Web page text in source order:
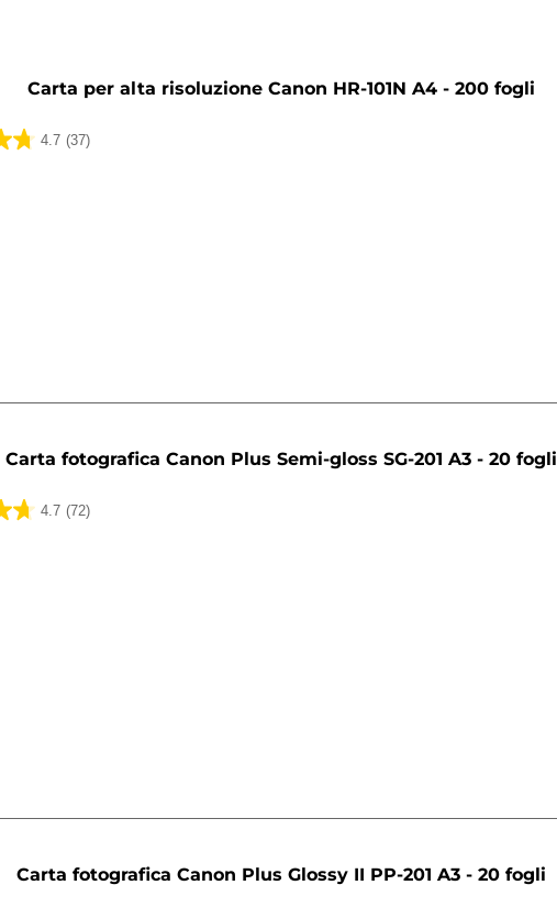
Carta per alta risoluzione Canon HR-101N A4 - 200 fogli
4.7 (37)
Carta fotografica Canon Plus Semi-gloss SG-201 A3 - 20 fogli
4.7 (72)
Carta fotografica Canon Plus Glossy II PP-201 A3 - 20 fogli